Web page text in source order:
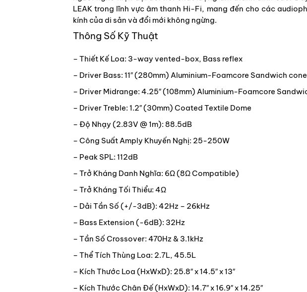
LEAK trong lĩnh vực âm thanh Hi-Fi, mang đến cho các
kính của di sản và đổi mới không ngừng.
Thông Số Kỹ Thuật
– Thiết Kế Loa: 3-way vented-box, Bass reflex
– Driver Bass: 11″ (280mm) Aluminium-Foamcore Sandwich cone
– Driver Midrange: 4.25″ (108mm) Aluminium-Foamcore
– Driver Treble: 1.2″ (30mm) Coated Textile Dome
– Độ Nhạy (2.83V @ 1m): 88.5dB
– Công Suất Amply Khuyến Nghị: 25-250W
– Peak SPL: 112dB
– Trở Kháng Danh Nghĩa: 6Ω (8Ω Compatible)
– Trở Kháng Tối Thiểu: 4Ω
– Dải Tần Số (+/-3dB): 42Hz – 26kHz
– Bass Extension (-6dB): 32Hz
– Tần Số Crossover: 470Hz & 3.1kHz
– Thể Tích Thùng Loa: 2.7L, 45.5L
– Kích Thước Loa (HxWxD): 25.8″ x 14.5″ x 13″
– Kích Thước Chân Đế (HxWxD): 14.7″ x 16.9″ x 14.25″